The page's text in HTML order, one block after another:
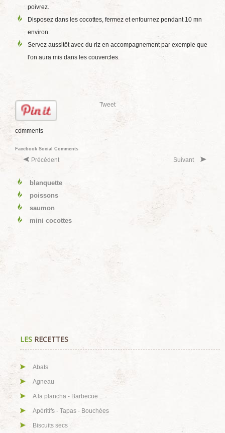
poivrez.
Disposez dans les cocottes, fermez et enfournez pendant 10 mn
environ.
Servez aussitôt avec du riz en accompagnement par exemple que
l'on aura mis dans les couvercles.
Tweet
comments
Facebook Social Comments
Précédent Suivant
blanquette
poissons
saumon
mini cocottes
LES RECETTES
Abats
Agneau
A la plancha - Barbecue
Apéritifs - Tapas - Bouchées
Biscuits secs